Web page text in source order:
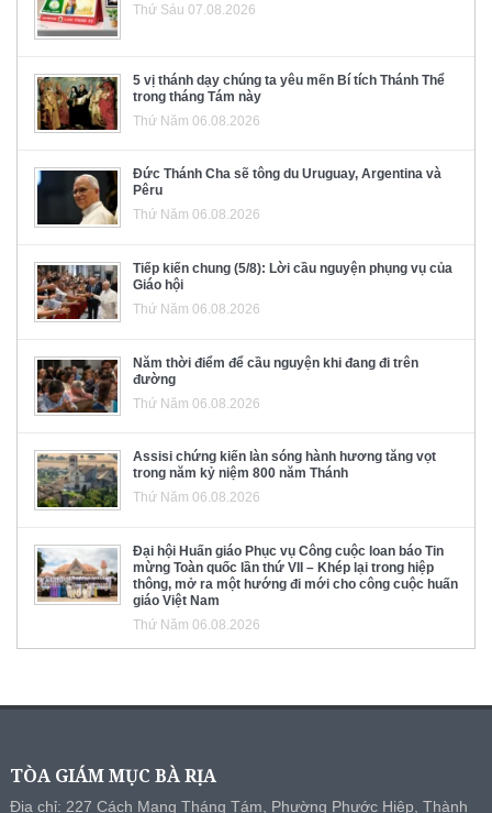
Thứ Sáu 07.08.2026
5 vị thánh dạy chúng ta yêu mến Bí tích Thánh Thể
trong tháng Tám này
Thứ Năm 06.08.2026
Đức Thánh Cha sẽ tông du Uruguay, Argentina và
Pêru
Thứ Năm 06.08.2026
Tiếp kiến chung (5/8): Lời cầu nguyện phụng vụ của
Giáo hội
Thứ Năm 06.08.2026
Năm thời điểm để cầu nguyện khi đang đi trên
đường
Thứ Năm 06.08.2026
Assisi chứng kiến làn sóng hành hương tăng vọt
trong năm kỷ niệm 800 năm Thánh
Thứ Năm 06.08.2026
Đại hội Huấn giáo Phục vụ Công cuộc loan báo Tin
mừng Toàn quốc lần thứ VII – Khép lại trong hiệp
thông, mở ra một hướng đi mới cho công cuộc huấn
giáo Việt Nam
Thứ Năm 06.08.2026
TÒA GIÁM MỤC BÀ RỊA
Địa chỉ: 227 Cách Mạng Tháng Tám, Phường Phước Hiệp, Thành